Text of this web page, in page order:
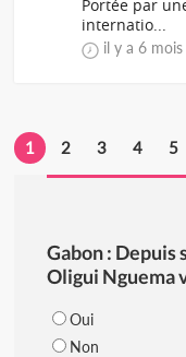
Portée par
internatio...
il y a 6 mois
1 2 3 4 5
Gabon : Depuis
Oligui Nguema
Oui
Non